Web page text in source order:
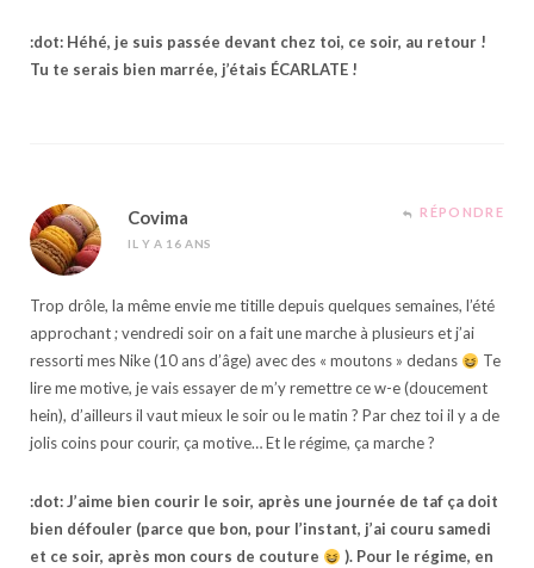
:dot: Héhé, je suis passée devant chez toi, ce soir, au retour !
Tu te serais bien marrée, j’étais ÉCARLATE !
Covima
IL Y A 16 ANS
RÉPONDRE
Trop drôle, la même envie me titille depuis quelques semaines, l’été
approchant ; vendredi soir on a fait une marche à plusieurs et j’ai
ressorti mes Nike (10 ans d’âge) avec des « moutons » dedans
Te
lire me motive, je vais essayer de m’y remettre ce w-e (doucement
hein), d’ailleurs il vaut mieux le soir ou le matin ? Par chez toi il y a de
jolis coins pour courir, ça motive… Et le régime, ça marche ?
:dot: J’aime bien courir le soir, après une journée de taf ça doit
bien défouler (parce que bon, pour l’instant, j’ai couru samedi
et ce soir, après mon cours de couture
). Pour le régime, en